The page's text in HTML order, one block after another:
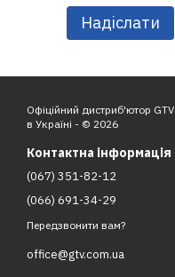
Надіслати
Офіційний дистриб'ютор GTV
в Україні - © 2026
Контактна інформація
(067) 351-82-12
(066) 691-34-29
Передзвонити вам?
office@gtv.com.ua